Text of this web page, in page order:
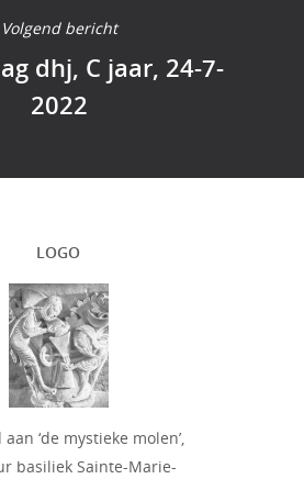
Volgend bericht
dhj, C jaar, 24-7-
2022
LOGO
‘de mystieke molen’,
basiliek Sainte-Marie-